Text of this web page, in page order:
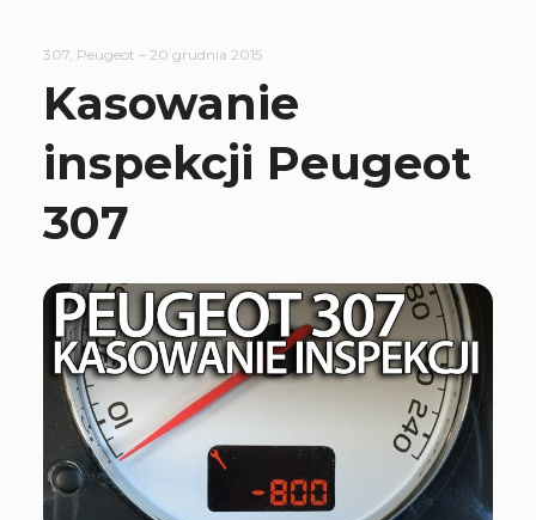
307, Peugeot – 20 grudnia 2015
Kasowanie
inspekcji Peugeot
307